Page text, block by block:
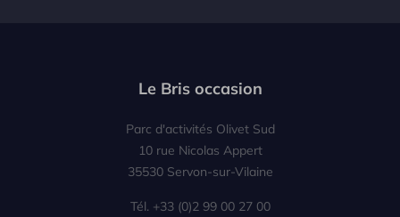
Le Bris occasion
Parc d'activités Olivet Sud
10 rue Nicolas Appert
35530 Servon-sur-Vilaine
Tél. +33 (0)2 99 00 27 00